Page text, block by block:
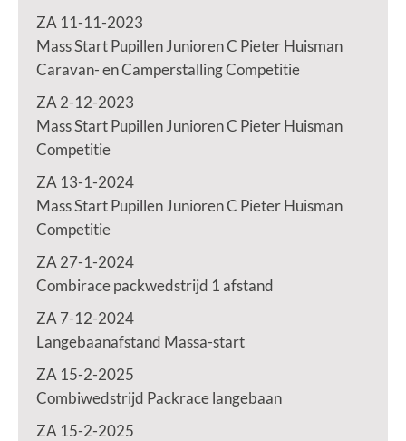
ZA 11-11-2023
Mass Start Pupillen Junioren C Pieter Huisman
Caravan- en Camperstalling Competitie
ZA 2-12-2023
Mass Start Pupillen Junioren C Pieter Huisman
Competitie
ZA 13-1-2024
Mass Start Pupillen Junioren C Pieter Huisman
Competitie
ZA 27-1-2024
Combirace packwedstrijd 1 afstand
ZA 7-12-2024
Langebaanafstand Massa-start
ZA 15-2-2025
Combiwedstrijd Packrace langebaan
ZA 15-2-2025